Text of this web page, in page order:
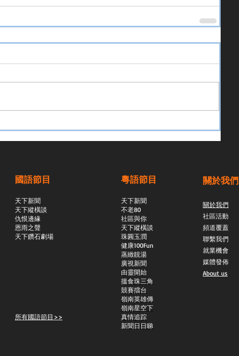
國語節目
天下新聞
天下縱橫談
​仇恨邊緣
恩雨之聲
天下鑽石劇場
所有國語節目>>
粵語節目
天下新聞
不老80
社區與你
天下縱橫談
​珠圓玉潤
​健康100Fun
蒸緻靚湯
​廣視新聞
由靈開始
搵食珠三角
競賽擂台
嶺南英雄傳
嶺南星空下
真情追踪
新聞日日睇
關於我們
關於我們
社區活動
頻道覆蓋
聯繫我們
就業機會
媒體發佈
About us